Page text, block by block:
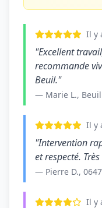
Il y
"Excellent
recommande
Beuil."
— Marie L., Beuil
Il y
"Intervention
et respecté.
— Pierre D.,
Il y